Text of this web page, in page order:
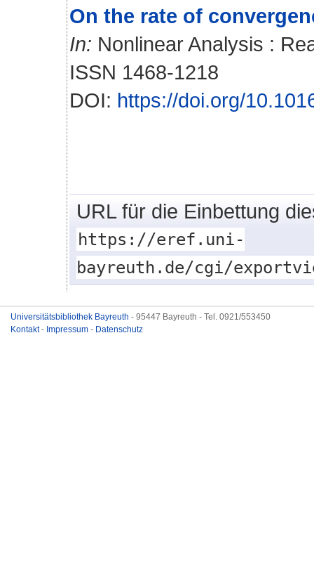
On the rate of
In: Nonlinear Analysis :
ISSN 1468-1218
DOI: https://doi.org/
URL für die Einbettung
https://eref.uni-
bayreuth.de/cgi/
Universitätsbibliothek Bayreuth - 95447 Bayreuth - Tel. 0921/553450
Kontakt- Impressum - Datenschutz